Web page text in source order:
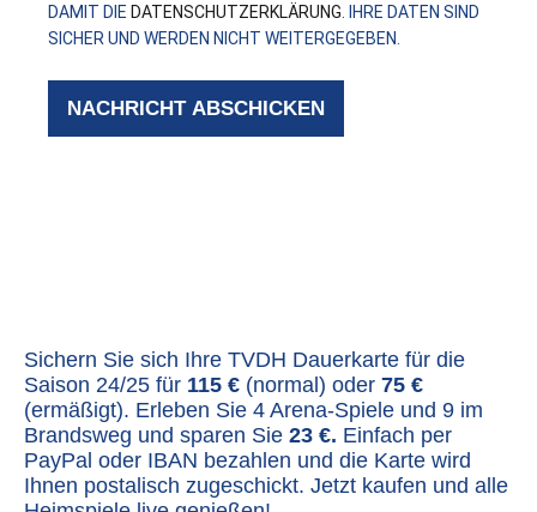
DAMIT DIE DATENSCHUTZERKLÄRUNG . IHRE DATEN SIND
SICHER UND WERDEN NICHT WEITERGEGEBEN.
NACHRICHT ABSCHICKEN
Sichern Sie sich Ihre TVDH Dauerkarte für die
Saison 24/25 für 115 € (normal) oder 75 €
(ermäßigt). Erleben Sie 4 Arena-Spiele und 9 im
Brandsweg und sparen Sie 23 €. Einfach per
PayPal oder IBAN bezahlen und die Karte wird
Ihnen postalisch zugeschickt. Jetzt kaufen und alle